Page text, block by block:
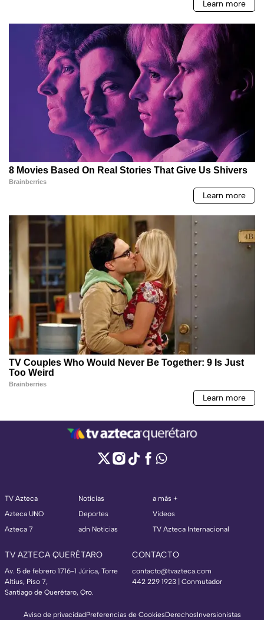
TV Azteca
Azteca UNO
Azteca 7
Noticias
Deportes
adn Noticias
a más +
Videos
TV Azteca Internacional
TV AZTECA QUERÉTARO
Av. 5 de febrero 1716-1 Júrica, Torre
Altius, Piso 7,
Santiago de Querétaro, Qro.
CONTACTO
contacto@tvazteca.com
442 229 1923 | Conmutador
Aviso de privacidadPreferencias de CookiesDerechosInversionistas